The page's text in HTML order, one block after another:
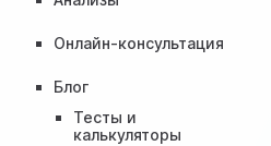
Онлайн-консультация
Блог
Тесты и
калькуляторы